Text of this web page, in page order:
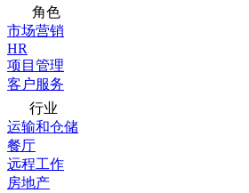
角色
市场营销
HR
项目管理
客户服务
行业
运输和仓储
餐厅
远程工作
房地产